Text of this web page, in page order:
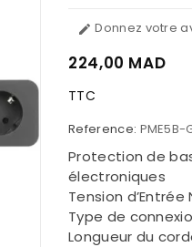
 Donnez votre
224,00 MAD
TTC
Reference: PME5B-
Protection de
électroniques
Tension d’Entrée
Type de
Longueur du